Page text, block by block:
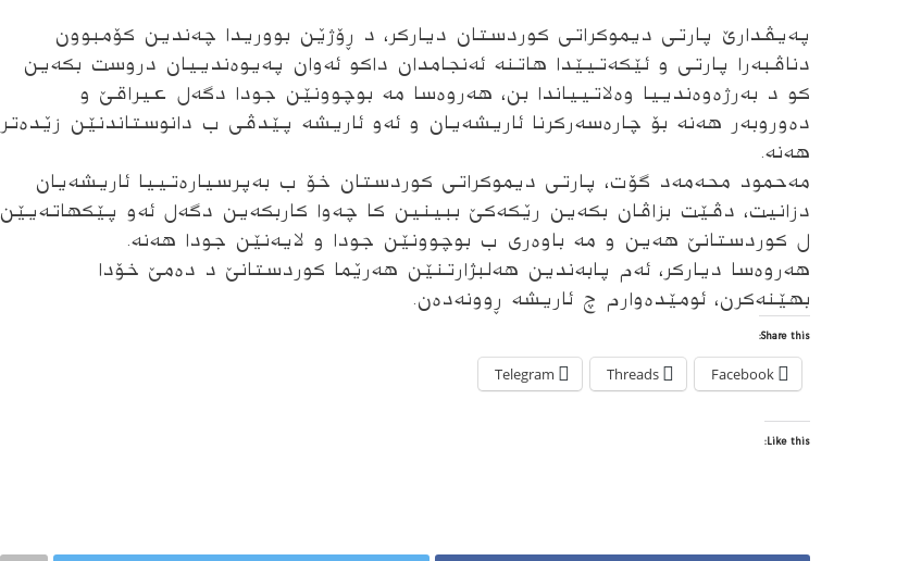
پەیڤدارێ پارتی دیموکراتی کوردستان دیاركر، د ڕۆژێن بووریدا چەندین كۆمبوون
دناڤبەرا پارتی و ئێكەتیێدا هاتنە ئەنجامدان داكو ئەوان پەیوەندییان دروست بكەین
كو د بەرژەوەندییا وەلاتییاندا بن، هەروەسا مە بوچوونێن جودا دگەل عیراقێ و
دەوروبەر هەنە بۆ چارەسەركرنا ئاریشەیان و ئەو ئاریشە پێدڤی ب دانوستاندنێن زێدەتر
هەنه‌.
مەحمود محەمەد گۆت، پارتی دیموکراتی کوردستان خۆ ب بەپرسیارەتییا ئاریشەیان
دزانیت، دڤێت بزاڤان بكەین رێكەكێ ببینین كا چەوا كاربكەین دگەل ئەو پێكهاتەیێن
ل كوردستانێ هەین و مە باوەری ب بوچوونێن جودا و لایەنێن جودا هەنە.
هەروەسا دیاركر، ئەم پابەندین هەلبژارتنێن هەرێما كوردستانێ د دەمێ خۆدا
بهێنەكرن، ئومێدەوارم چ ئاریشە ڕوونەدەن.
Share this:
Facebook
Threads
Telegram
Like this: